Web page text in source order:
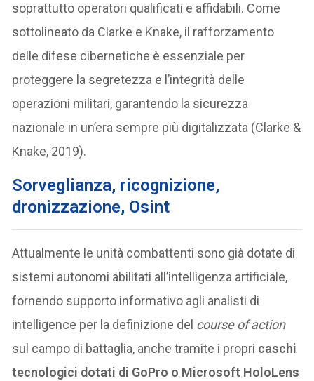
soprattutto operatori qualificati e affidabili. Come
sottolineato da Clarke e Knake, il rafforzamento
delle difese cibernetiche è essenziale per
proteggere la segretezza e l’integrità delle
operazioni militari, garantendo la sicurezza
nazionale in un’era sempre più digitalizzata (Clarke &
Knake, 2019).
Sorveglianza, ricognizione,
dronizzazione, Osint
Attualmente le unità combattenti sono già dotate di
sistemi autonomi abilitati all’intelligenza artificiale,
fornendo supporto informativo agli analisti di
intelligence per la definizione del course of action
sul campo di battaglia, anche tramite i propri caschi
tecnologici dotati di GoPro o Microsoft HoloLens